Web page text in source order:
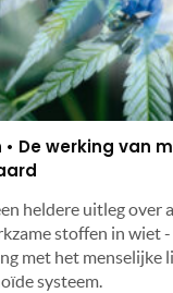
De werking van
heldere uitleg over
stoffen in wiet
met het menselijke
systeem.